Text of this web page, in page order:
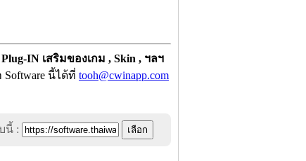
IN เสริมของเกม , Skin , ฯลฯ
นี้ได้ที่ tooh@cwinapp.com
นี้ :